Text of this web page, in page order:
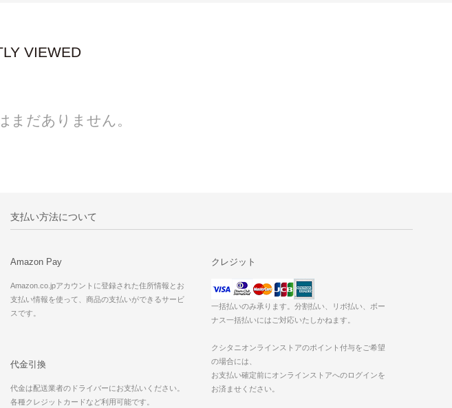
VIEWED
まだありません。
支払い方法について
Amazon Pay
Amazon.co.jpアカウントに登録された住所情報とお
支払い情報を使って、商品の支払いができるサービ
スです。
クレジット
一括払いのみ承ります。分割払い、リボ払い、ボー
ナス一括払いにはご対応いたしかねます。
クシタニオンラインストアのポイント付与をご希望
の場合には、
お支払い確定前にオンラインストアへのログインを
お済ませください。
代金引換
代金は配送業者のドライバーにお支払いください。
各種クレジットカードなど利用可能です。